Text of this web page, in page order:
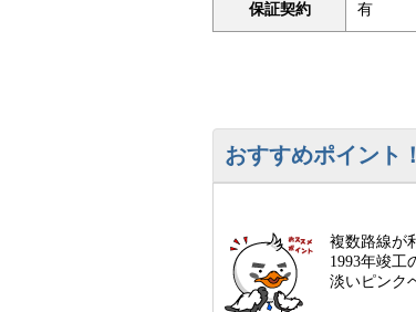
保証契約 有
おすすめポイント！
複数路線が
1993年竣工
淡いピンク